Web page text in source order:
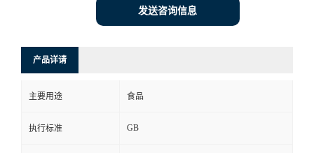
发送咨询信息
产品详请
主要用途 食品
执行标准 GB